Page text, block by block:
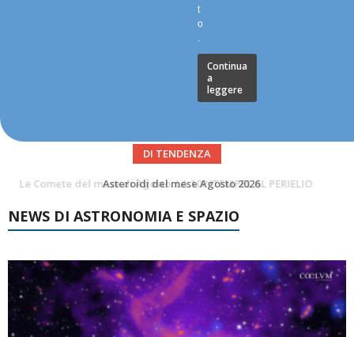
t
o
.
Continua
a
leggere
DI TENDENZA
Asteroidi del mese Agosto 2026
NEWS DI ASTRONOMIA E SPAZIO